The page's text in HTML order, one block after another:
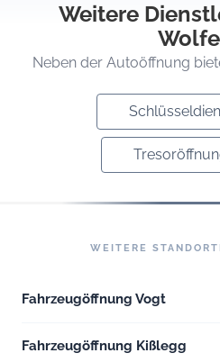
Weitere
Neben der Autoöffnung
WEITERE
Fahrzeugöffnung Vogt
Fahrzeugöffnung Kißlegg